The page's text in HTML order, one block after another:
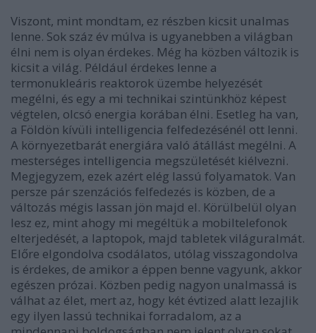
Viszont, mint mondtam, ez részben kicsit unalmas
lenne. Sok száz év múlva is ugyanebben a világban
élni nem is olyan érdekes. Még ha közben változik is
kicsit a világ. Például érdekes lenne a
termonukleáris reaktorok üzembe helyezését
megélni, és egy a mi technikai szintünkhöz képest
végtelen, olcsó energia korában élni. Esetleg ha van,
a Földön kívüli intelligencia felfedezésénél ott lenni.
A környezetbarát energiára való átállást megélni. A
mesterséges intelligencia megszületését kiélvezni.
Megjegyzem, ezek azért elég lassú folyamatok. Van
persze pár szenzációs felfedezés is közben, de a
változás mégis lassan jön majd el. Körülbelül olyan
lesz ez, mint ahogy mi megéltük a mobiltelefonok
elterjedését, a laptopok, majd tabletek világuralmát.
Előre elgondolva csodálatos, utólag visszagondolva
is érdekes, de amikor a éppen benne vagyunk, akkor
egészen prózai. Közben pedig nagyon unalmassá is
válhat az élet, mert az, hogy két évtized alatt lezajlik
egy ilyen lassú technikai forradalom, az a